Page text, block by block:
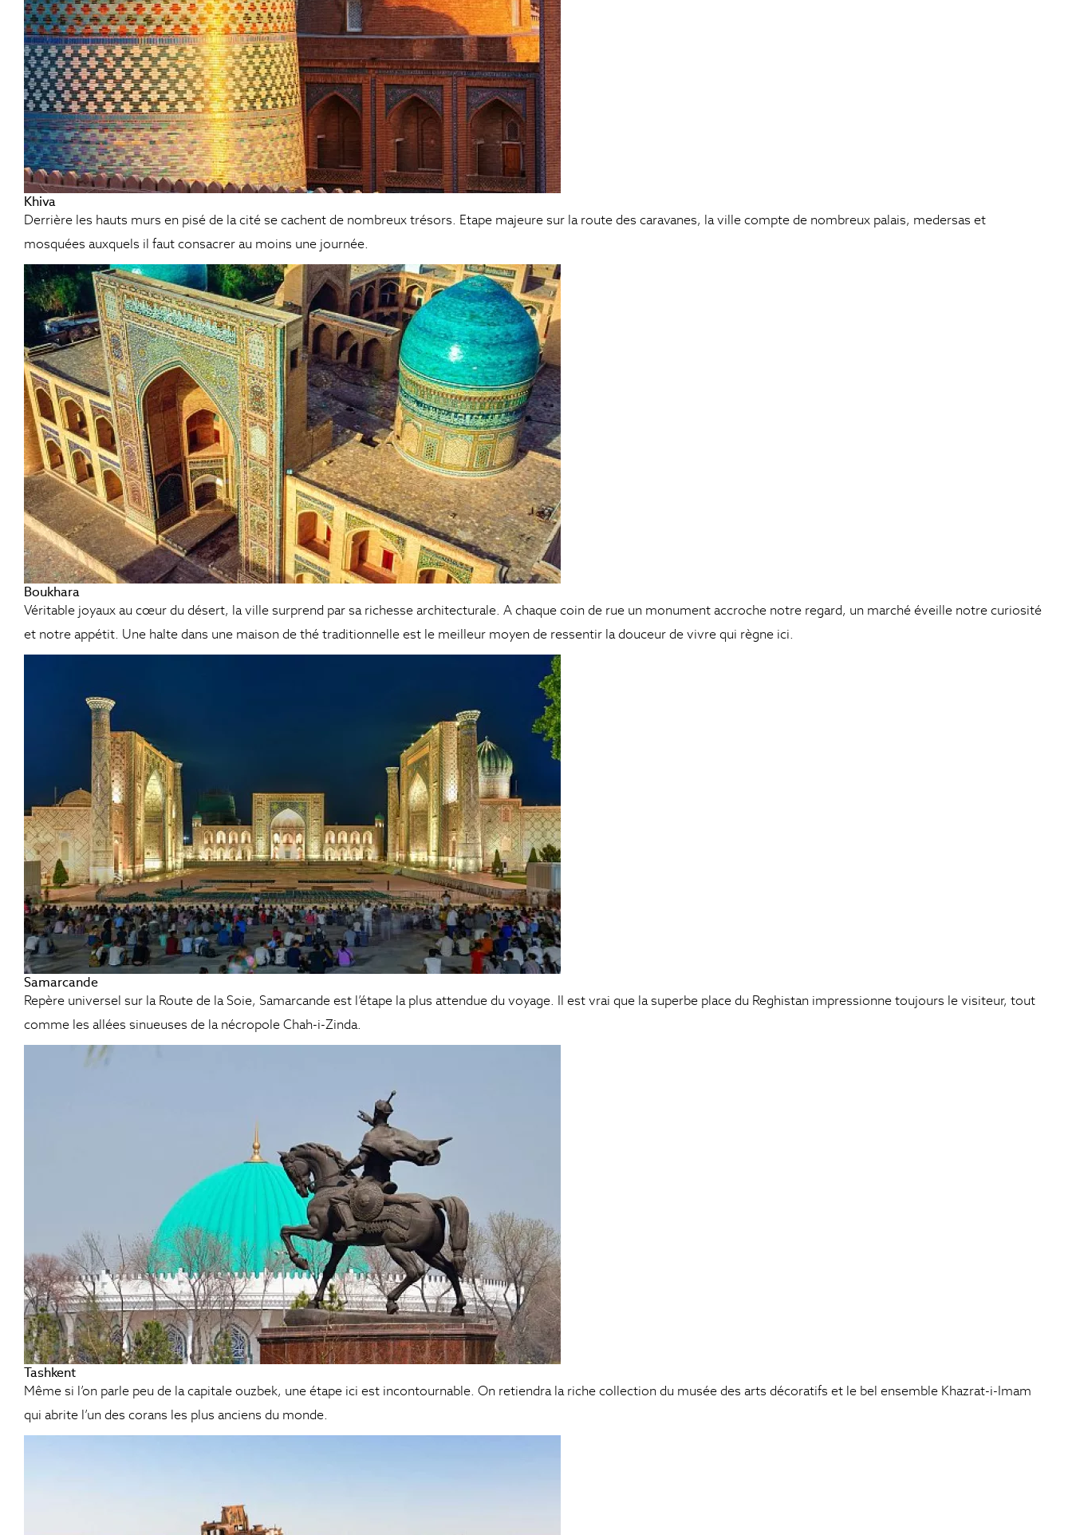
Khiva
Derrière les hauts murs en pisé de la cité se cachent de nombreux trésors. Etape majeure sur la route des caravanes, la ville compte de nombreux palais, medersas et
mosquées auxquels il faut consacrer au moins une journée.
Boukhara
Véritable joyaux au cœur du désert, la ville surprend par sa richesse architecturale. A chaque coin de rue un monument accroche notre regard, un marché éveille notre curiosité
et notre appétit. Une halte dans une maison de thé traditionnelle est le meilleur moyen de ressentir la douceur de vivre qui règne ici.
Samarcande
Repère universel sur la Route de la Soie, Samarcande est l’étape la plus attendue du voyage. Il est vrai que la superbe place du Reghistan impressionne toujours le visiteur, tout
comme les allées sinueuses de la nécropole Chah-i-Zinda.
Tashkent
Même si l’on parle peu de la capitale ouzbek, une étape ici est incontournable. On retiendra la riche collection du musée des arts décoratifs et le bel ensemble Khazrat-i-Imam
qui abrite l’un des corans les plus anciens du monde.